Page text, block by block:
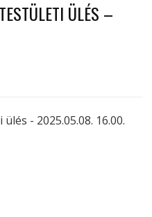
ÜLÉS –
- 2025.05.08. 16.00.